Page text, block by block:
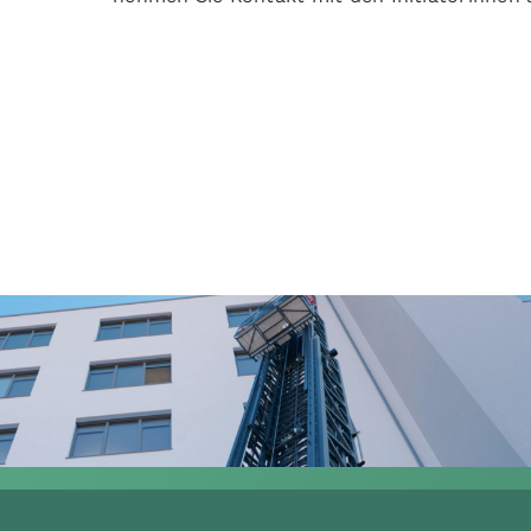
ROSENBAUER KARLSRUHE GMBH
How-to-Erklärfilm:
Rosenbauer
Bedienereinweisung
Realfilm,Erklärfilm